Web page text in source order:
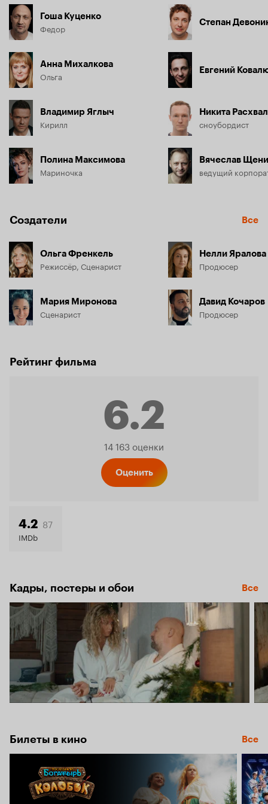
Гоша Куценко
Федор
Анна Михалкова
Ольга
Владимир Яглыч
Кирилл
Полина Максимова
Мариночка
Степан
Евгений
Никита
сноубордист
Вячеслав
ведущий
Создатели Все
Ольга Френкель
Режиссёр, Сценарист
Мария Миронова
Сценарист
Нелли Яралова
Продюсер
Давид Кочаров
Продюсер
Рейтинг фильма
6.2
Рейтинг
14 163 оценки
Оценить
4.2 87
IMDb
Кадры, постеры и обои Все
Билеты в кино Все